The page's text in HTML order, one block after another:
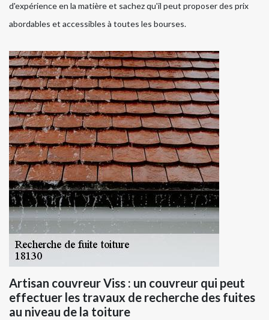
d'expérience en la matière et sachez qu'il peut proposer des prix
abordables et accessibles à toutes les bourses.
Artisan couvreur Viss : un couvreur qui peut
effectuer les travaux de recherche des fuites
au niveau de la toiture